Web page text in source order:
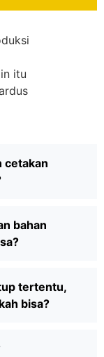
itu
cetakan
bahan
tertentu,
bisa?